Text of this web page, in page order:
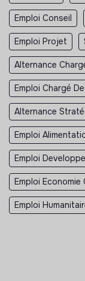
Emploi Conseil
Emploi Projet
Alternance
Emploi Chargé
Alternance
Emploi
Emploi
Emploi Economie
Emploi